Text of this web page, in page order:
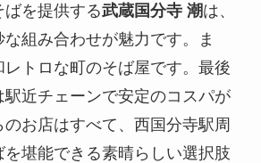
ばを提供する武蔵国分寺 潮は、
組み合わせが魅力です。ま
レトロな町のそば屋です。最後
駅近チェーンで安定のコスパが
のお店はすべて、西国分寺駅周
堪能できる素晴らしい選択肢